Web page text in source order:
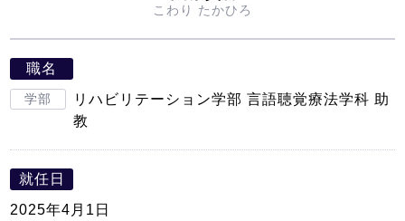
こわり たかひろ
職名
学部
リハビリテーション学部 言語聴覚療法学科 助
教
就任日
2025年4月1日